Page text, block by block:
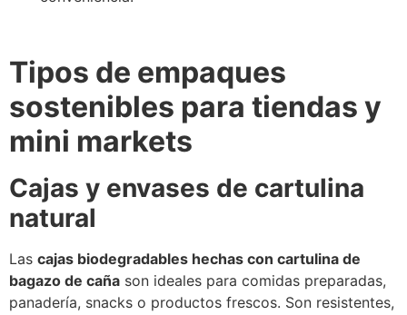
Tipos de empaques
sostenibles para tiendas y
mini markets
Cajas y envases de cartulina
natural
Las cajas biodegradables hechas con cartulina de
bagazo de caña son ideales para comidas preparadas,
panadería, snacks o productos frescos. Son resistentes,